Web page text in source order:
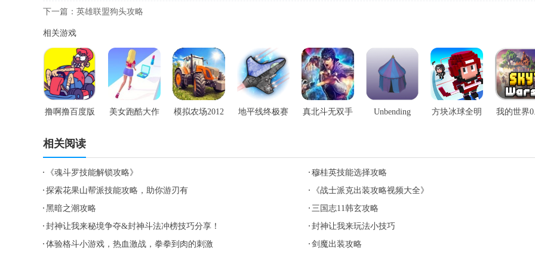
下一篇： 英雄联盟狗头攻略
相关游戏
撸啊撸百度版 美女跑酷大作 模拟农场2012 地平线终极赛 真北斗无双手 Unbending 方块冰球全明 我的世界
相关阅读
《魂斗罗技能解锁攻略》
穆桂英技能选择攻略
探索花果山帮派技能攻略，助你游刃有
《战士派克出装攻略视频大全》
黑暗之潮攻略
三国志11韩玄攻略
封神让我来秘境争夺&封神斗法冲榜技巧分享！
封神让我来玩法小技巧
体验格斗小游戏，热血激战，拳拳到肉的刺激
剑魔出装攻略